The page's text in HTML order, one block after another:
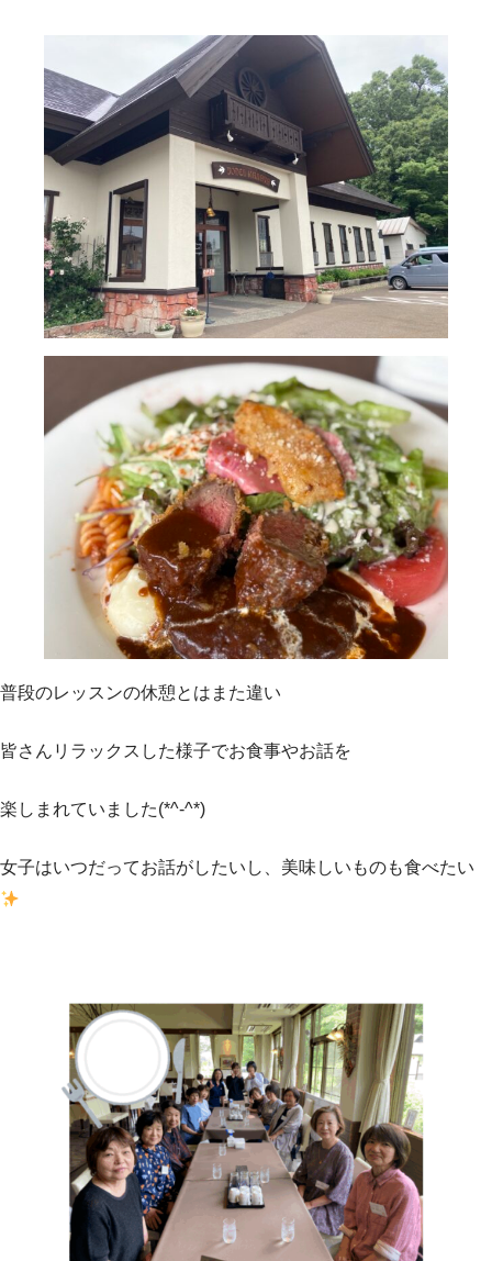
普段のレッスンの休憩とはまた違い
皆さんリラックスした様子でお食事やお話を
楽しまれていました(*^-^*)
女子はいつだってお話がしたいし、美味しいものも食べたい